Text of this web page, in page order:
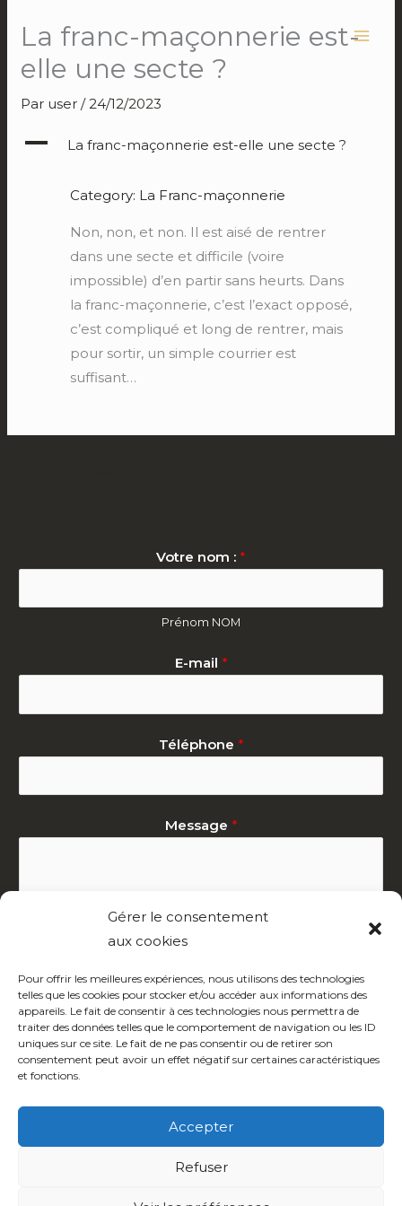
Gérer le consentement
aux cookies
Pour offrir les meilleures expériences, nous utilisons des technologies
telles que les cookies pour stocker et/ou accéder aux informations des
appareils. Le fait de consentir à ces technologies nous permettra de
traiter des données telles que le comportement de navigation ou les ID
uniques sur ce site. Le fait de ne pas consentir ou de retirer son
consentement peut avoir un effet négatif sur certaines caractéristiques
et fonctions.
Accepter
Refuser
contenu
La franc-maçonnerie est-
elle une secte ?
Par user/24/12/2023
A La franc-maçonnerie est-elle une secte ?
Category: La Franc-maçonnerie
Non, non, et non. Il est aisé de rentrer
dans une secte et difficile (voire
impossible) d’en partir sans heurts. Dans
la franc-maçonnerie, c’est l’exact opposé,
c’est compliqué et long de rentrer, mais
pour sortir, un simple courrier est
suffisant…
Votre nom : *
Prénom NOM
E-mail *
Téléphone *
Message *
Contactez-nous !
Politique de cookies (UE)
Liens vers des sites d’intérêt